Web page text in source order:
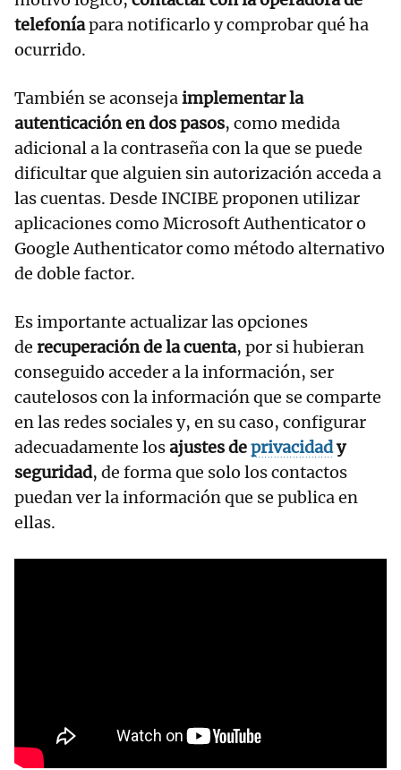
telefoníapara notificarlo y comprobar qué ha
ocurrido.
También se aconsejaimplementar la
autenticación en dos pasos, como medida
adicional a la contraseña con la que se puede
dificultar que alguien sin autorización acceda a
las cuentas. Desde INCIBE proponen utilizar
aplicaciones como Microsoft Authenticator o
Google Authenticator como método alternativo
de doble factor.
Es importante actualizar las opciones
de recuperación de la cuenta, por si hubieran
conseguido acceder a la información, ser
cautelosos con la información que se comparte
en las redes sociales y, en su caso, configurar
adecuadamente losajustes deprivacidady
seguridad, de forma que solo los contactos
puedan ver la información que se publica en
ellas.